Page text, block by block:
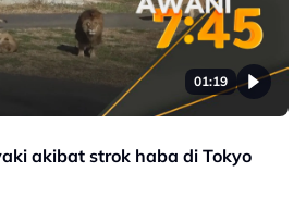
01:19
akibat strok haba di Tokyo